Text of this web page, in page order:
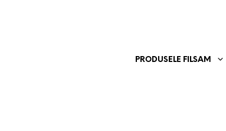
PRODUSELE FILSAM